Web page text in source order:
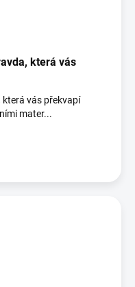
která vás
která vás překvapí
mater...